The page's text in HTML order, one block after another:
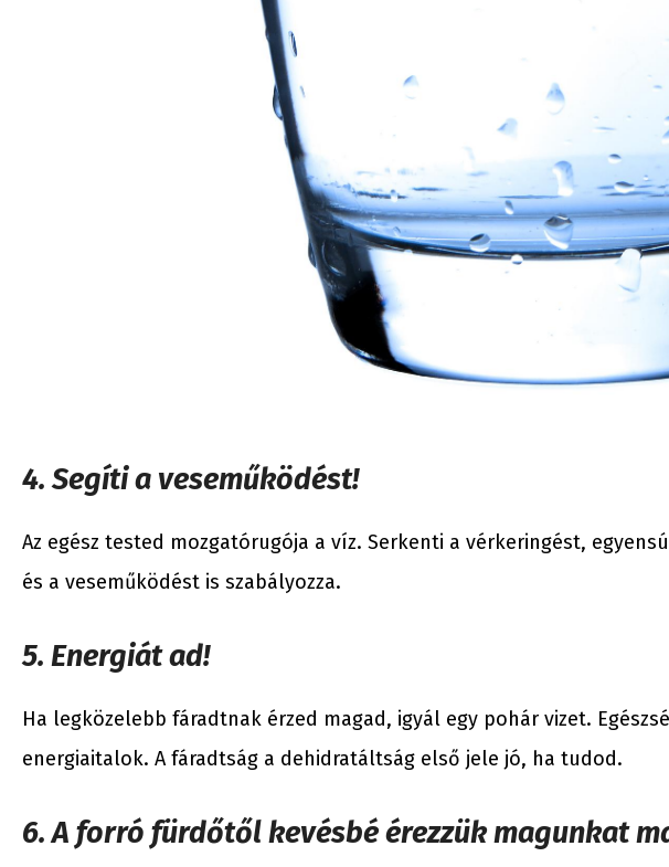
4. Segíti a veseműködést!
Az egész tested mozgatórugója a víz. Serkenti a vérkeringést,
és a veseműködést is szabályozza.
5. Energiát ad!
Ha legközelebb fáradtnak érzed magad, igyál egy pohár vizet.
energiaitalok. A fáradtság a dehidratáltság első jele jó, ha tudod.
6. A forró fürdőtől kevésbé érezzük magunkat